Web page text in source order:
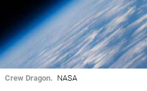
Crew Dragon. NASA